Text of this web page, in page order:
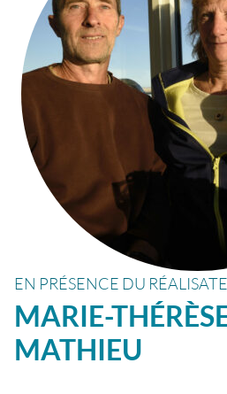
EN PRÉSENCE DU
MARIE-
MATHIEU